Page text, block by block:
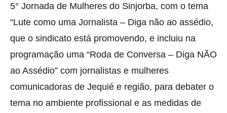
5° Jornada de Mulheres do Sinjorba, com o tema
“Lute como uma Jornalista – Diga não ao assédio,
que o sindicato está promovendo, e incluiu na
programação uma “Roda de Conversa – Diga NÃO
ao Assédio” com jornalistas e mulheres
comunicadoras de Jequié e região, para debater o
tema no ambiente profissional e as medidas de